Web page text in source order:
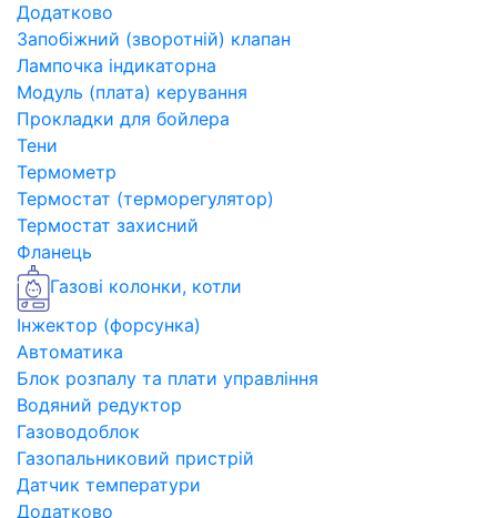
Додатково
Запобіжний (зворотній) клапан
Лампочка індикаторна
Модуль (плата) керування
Прокладки для бойлера
Тени
Термометр
Термостат (терморегулятор)
Термостат захисний
Фланець
Газові колонки, котли
Інжектор (форсунка)
Автоматика
Блок розпалу та плати управління
Водяний редуктор
Газоводоблок
Газопальниковий пристрій
Датчик температури
Додатково